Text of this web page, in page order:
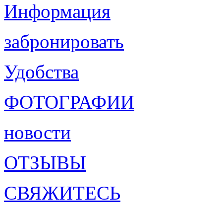
Информация
забронировать
Удобства
ФОТОГРАФИИ
новости
ОТЗЫВЫ
СВЯЖИТЕСЬ